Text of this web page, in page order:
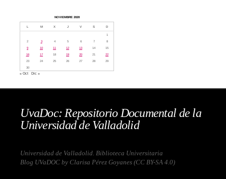
NOVIEMBRE 2020
L M X J V S D
1
2
3 4 5 6 7
8
9
10 11 12 13 14
15
16
17 18 19 20 21
22
23
24 25 26 27 28
29
30
« Oct Dic »
UvaDoc: Repositorio Documental de la
Universidad de Valladolid
Universidad de Valladolid. Biblioteca Universitaria
Blog UVaDOC by Clarisa Pérez Goyanes (CC BY-SA 4.0)